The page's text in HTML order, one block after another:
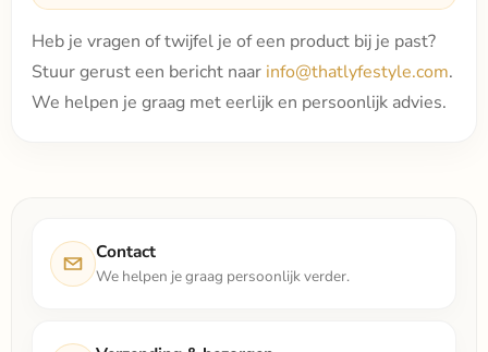
Heb je vragen of twijfel je of een product bij je past?
Stuur gerust een bericht naar info@thatlyfestyle.com.
We helpen je graag met eerlijk en persoonlijk advies.
Contact
We helpen je graag persoonlijk verder.